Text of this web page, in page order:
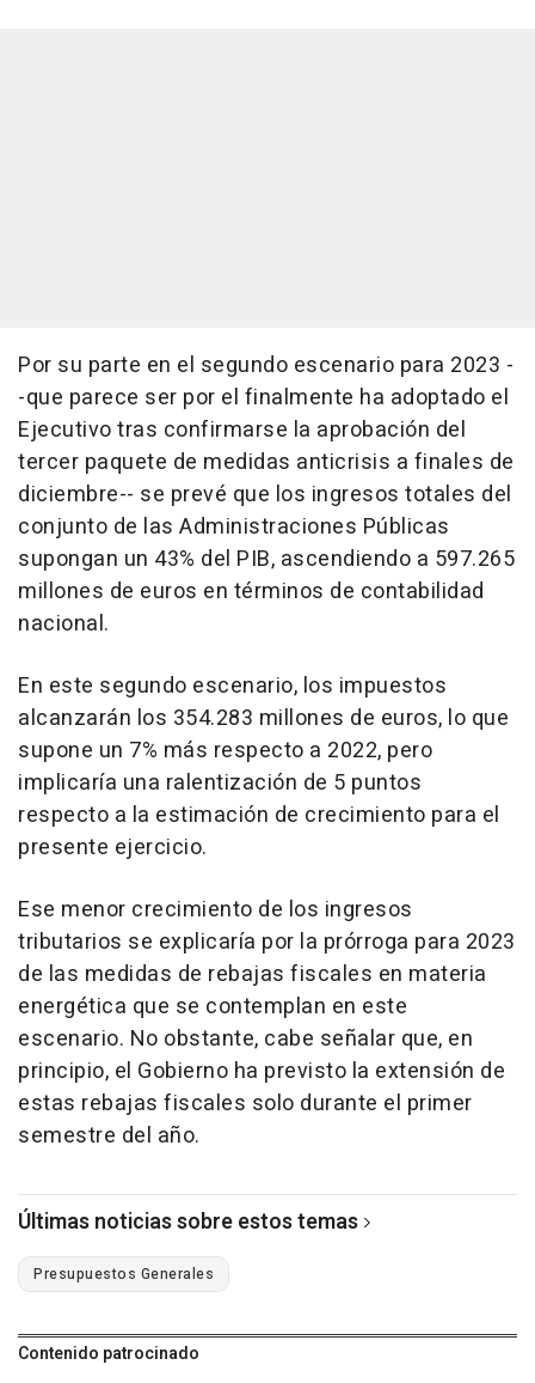
Por su parte en el segundo escenario para 2023 -
-que parece ser por el finalmente ha adoptado el
Ejecutivo tras confirmarse la aprobación del
tercer paquete de medidas anticrisis a finales de
diciembre-- se prevé que los ingresos totales del
conjunto de las Administraciones Públicas
supongan un 43% del PIB, ascendiendo a 597.265
millones de euros en términos de contabilidad
nacional.
En este segundo escenario, los impuestos
alcanzarán los 354.283 millones de euros, lo que
supone un 7% más respecto a 2022, pero
implicaría una ralentización de 5 puntos
respecto a la estimación de crecimiento para el
presente ejercicio.
Ese menor crecimiento de los ingresos
tributarios se explicaría por la prórroga para 2023
de las medidas de rebajas fiscales en materia
energética que se contemplan en este
escenario. No obstante, cabe señalar que, en
principio, el Gobierno ha previsto la extensión de
estas rebajas fiscales solo durante el primer
semestre del año.
Últimas noticias sobre estos temas
Presupuestos Generales
Contenido patrocinado